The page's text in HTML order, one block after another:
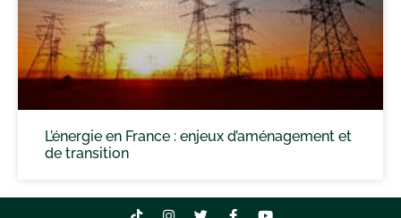
L’énergie en France : enjeux d’aménagement et
de transition